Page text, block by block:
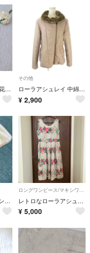
ローラアシュレイ 花モチーフTシャツ 白 ゆったり 異素材 透け感 レース
その他
ローラアシュレイ 中綿コート 40 茶 ライトブラウン ファー襟 長袖
¥ 2,900
LAURA ASHLEY アンブレラケース ペットボトルケース レトロなローラアシュレイ麻ワンピース
¥ 5,000